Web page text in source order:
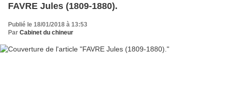
FAVRE Jules (1809-1880).
Publié le 18/01/2018 à 13:53
Par Cabinet du chineur